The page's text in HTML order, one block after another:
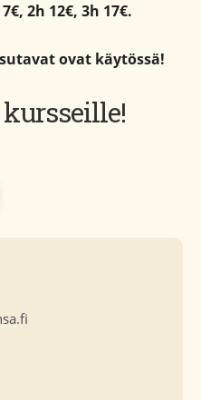
2h 12€, 3h 17€.
ovat käytössä!